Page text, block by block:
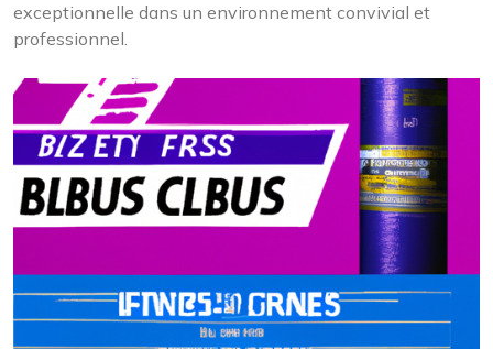
exceptionnelle dans un environnement convivial et
professionnel.